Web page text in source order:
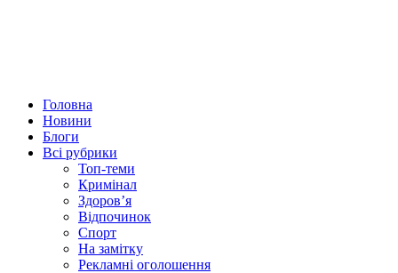
Головна
Новини
Блоги
Всі рубрики
Топ-теми
Кримінал
Здоров’я
Відпочинок
Спорт
На замітку
Рекламні оголошення